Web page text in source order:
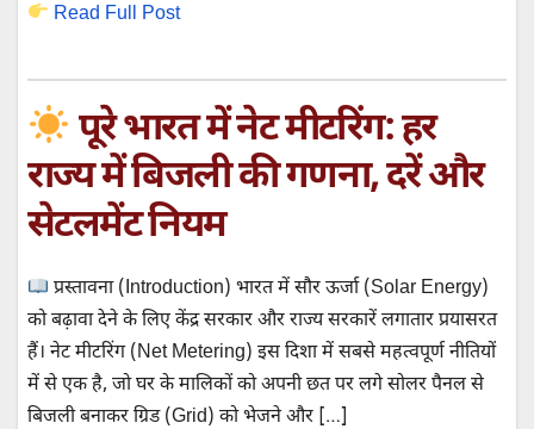
Read Full Post
पूरे भारत में नेट मीटरिंग: हर
राज्य में बिजली की गणना, दरें और
सेटलमेंट नियम
प्रस्तावना (Introduction) भारत में सौर ऊर्जा (Solar Energy)
को बढ़ावा देने के लिए केंद्र सरकार और राज्य सरकारें लगातार प्रयासरत
हैं। नेट मीटरिंग (Net Metering) इस दिशा में सबसे महत्वपूर्ण नीतियों
में से एक है, जो घर के मालिकों को अपनी छत पर लगे सोलर पैनल से
बिजली बनाकर ग्रिड (Grid) को भेजने और […]